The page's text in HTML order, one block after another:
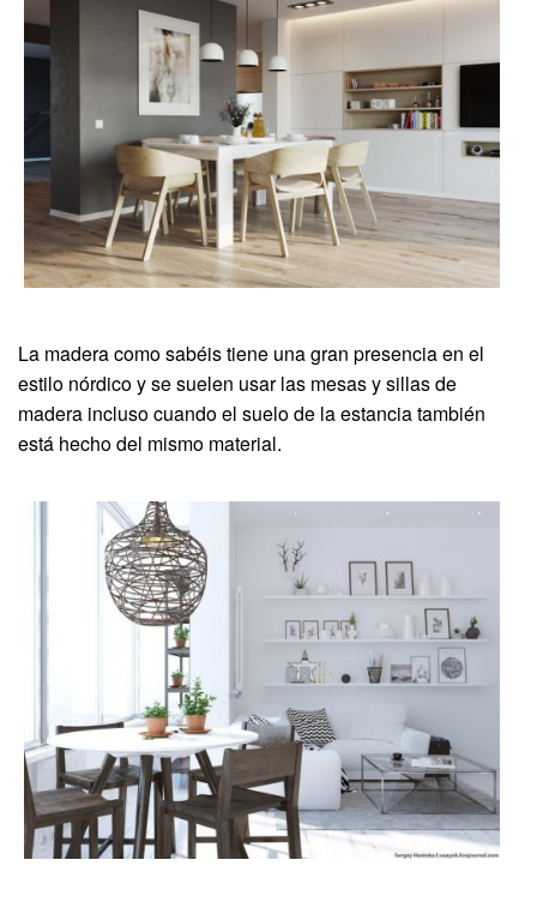
La madera como sabéis tiene una gran presencia en el
estilo nórdico y se suelen usar las mesas y sillas de
madera incluso cuando el suelo de la estancia también
está hecho del mismo material.